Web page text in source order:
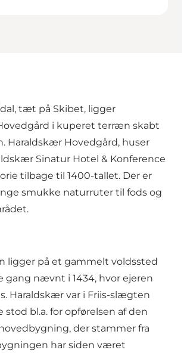
tæt på Skibet, ligger
i kuperet terræn skabt
Haraldskær Hovedgård, huser
Sinatur Hotel & Konference
tilbage til 1400-tallet. Der er
smukke naturruter til fods og
ligger på et gammelt voldssted
gang nævnt i 1434, hvor ejeren
Haraldskær var i Friis-slægten
stod bl.a. for opførelsen af den
der stammer fra
har siden været